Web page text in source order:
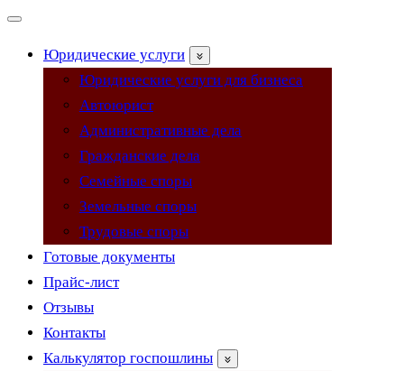
навигации
Меню
Юридические услуги
Юридические услуги для бизнеса
Автоюрист
Административные дела
Гражданские дела
Семейные споры
Земельные споры
Трудовые споры
Готовые документы
Прайс-лист
Отзывы
Контакты
Калькулятор госпошлины